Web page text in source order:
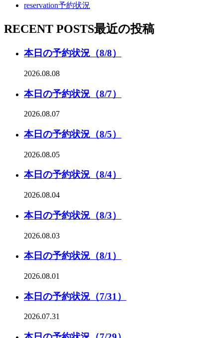
reservation予約状況
RECENT POSTS最近の投稿
本日の予約状況（8/8）
2026.08.08
本日の予約状況（8/7）
2026.08.07
本日の予約状況（8/5）
2026.08.05
本日の予約状況（8/4）
2026.08.04
本日の予約状況（8/3）
2026.08.03
本日の予約状況（8/1）
2026.08.01
本日の予約状況（7/31）
2026.07.31